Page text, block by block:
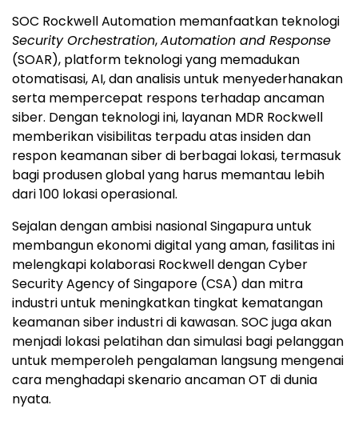
SOC Rockwell Automation memanfaatkan teknologi
Security Orchestration,Automation and Response
(SOAR), platform teknologi yang memadukan
otomatisasi, AI, dan analisis untuk menyederhanakan
serta mempercepat respons terhadap ancaman
siber. Dengan teknologi ini, layanan MDR Rockwell
memberikan visibilitas terpadu atas insiden dan
respon keamanan siber di berbagai lokasi, termasuk
bagi produsen global yang harus memantau lebih
dari 100 lokasi operasional.
Sejalan dengan ambisi nasional Singapura untuk
membangun ekonomi digital yang aman, fasilitas ini
melengkapi kolaborasi Rockwell dengan Cyber
Security Agency of Singapore (CSA) dan mitra
industri untuk meningkatkan tingkat kematangan
keamanan siber industri di kawasan. SOC juga akan
menjadi lokasi pelatihan dan simulasi bagi pelanggan
untuk memperoleh pengalaman langsung mengenai
cara menghadapi skenario ancaman OT di dunia
nyata.